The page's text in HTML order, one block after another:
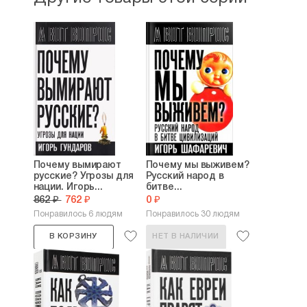
Почему вымирают
русские? Угрозы для
нации. Игорь...
862 ₽ 762 ₽
Понравилось 6 людям
В КОРЗИНУ
Почему мы выживем?
Русский народ в
битве...
0 ₽
Понравилось 30 людям
НЕТ В НАЛИЧИИ